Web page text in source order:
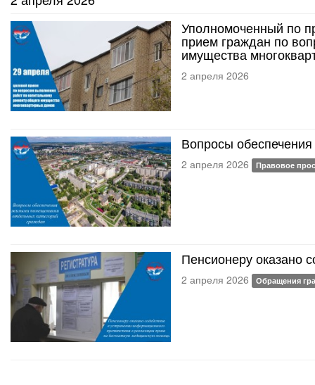
Уполномоченный по
прием граждан по
имущества
2 апреля 2026
Вопросы
2 апреля 2026 Правовое
Пенсионеру оказано
2 апреля 2026 Обращения